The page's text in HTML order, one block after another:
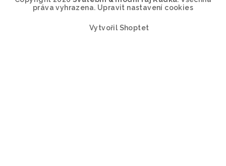
práva vyhrazena. Upravit nastavení cookies
Vytvořil Shoptet